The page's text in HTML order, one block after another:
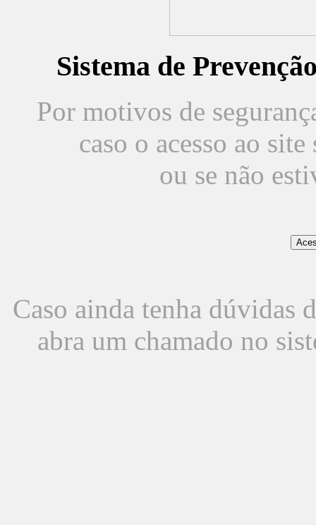
Sistema de
Por motivos de
caso o acesso ao
ou se não
Caso ainda tenha dúvidas
abra um chamado no